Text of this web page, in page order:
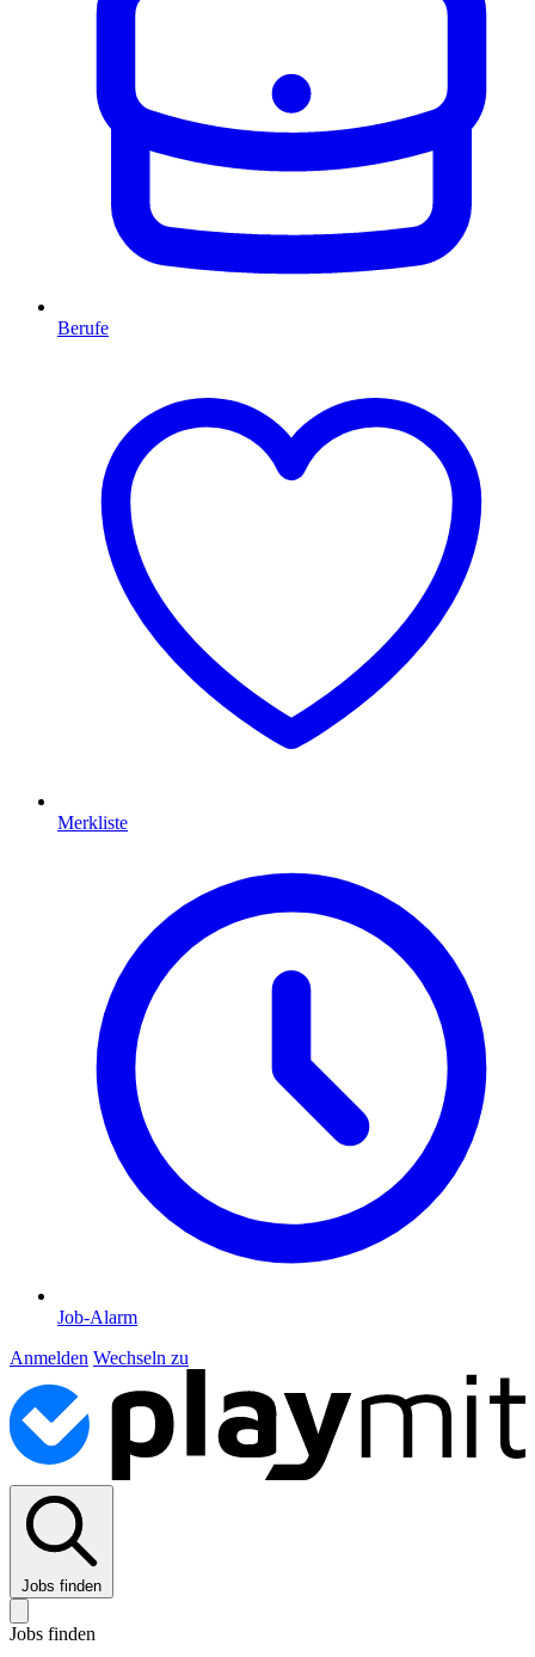
Berufe
Merkliste
Job-Alarm
Anmelden Wechseln zu
Jobs finden
Jobs finden